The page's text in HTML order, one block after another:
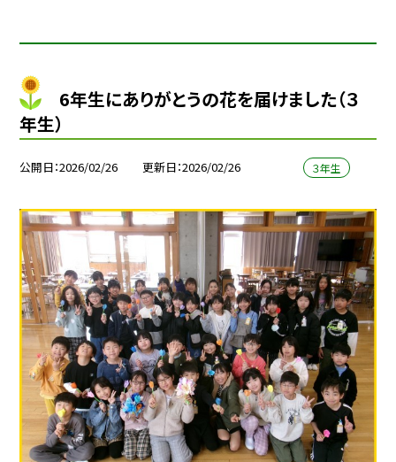
6年生にありがとうの花を届けました（３
年生）
公開日 2026/02/26 更新日 2026/02/26 ３年生